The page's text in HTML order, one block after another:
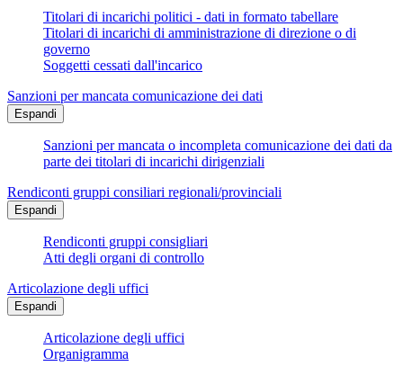
Titolari di incarichi politici - dati in formato tabellare
Titolari di incarichi di amministrazione di direzione o di
governo
Soggetti cessati dall'incarico
Sanzioni per mancata comunicazione dei dati
Espandi
Sanzioni per mancata o incompleta comunicazione dei dati da
parte dei titolari di incarichi dirigenziali
Rendiconti gruppi consiliari regionali/provinciali
Espandi
Rendiconti gruppi consigliari
Atti degli organi di controllo
Articolazione degli uffici
Espandi
Articolazione degli uffici
Organigramma